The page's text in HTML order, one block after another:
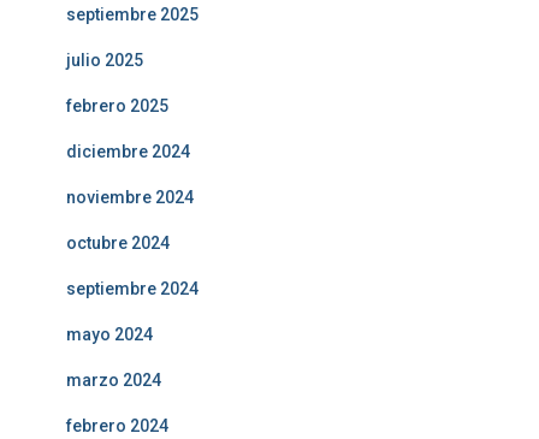
septiembre 2025
julio 2025
febrero 2025
diciembre 2024
noviembre 2024
octubre 2024
septiembre 2024
mayo 2024
marzo 2024
febrero 2024